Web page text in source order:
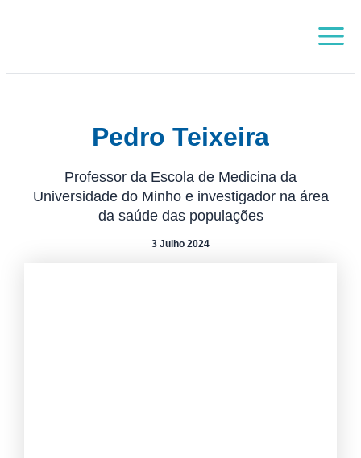
Menu
Pedro Teixeira
Professor da Escola de Medicina da
Universidade do Minho e investigador na área
da saúde das populações
3 Julho 2024